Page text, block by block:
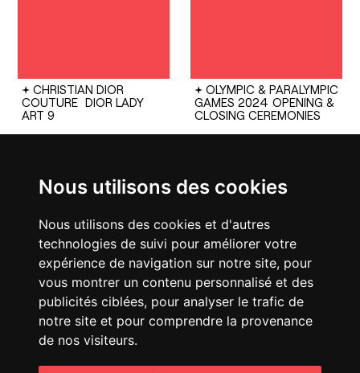
Nous utilisons des cookies
Nous utilisons des cookies et d'autres
technologies de suivi pour améliorer votre
expérience de navigation sur notre site, pour
vous montrer un contenu personnalisé et des
publicités ciblées, pour analyser le trafic de
notre site et pour comprendre la provenance
de nos visiteurs.
CHRISTIAN DIOR
COUTURE DIOR LADY
ART 9
OLYMPIC & PARALYMPIC
GAMES 2024 OPENING &
CLOSING CEREMONIES
CHANEL 25 HANDBAG FENDI SPRING SUMMER
25 SHOW